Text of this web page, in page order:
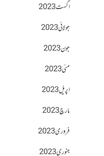
اگست 2023
جولائی 2023
جون 2023
مئی 2023
اپریل 2023
مارچ 2023
فروری 2023
جنوری 2023